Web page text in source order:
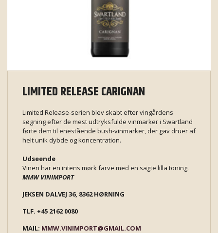
LIMITED RELEASE CARIGNAN
Limited Release-serien blev skabt efter vingårdens
søgning efter de mest udtryksfulde vinmarker i Swartland
førte dem til enestående bush-vinmarker, der gav druer af
helt unik dybde og koncentration.
Udseende
Vinen har en intens mørk farve med en sagte lilla toning.
MMW VINIMPORT
JEKSEN DALVEJ 36, 8362 HØRNING
TLF. +45 2162 0080
MAIL: MMW.VINIMPORT@GMAIL.COM